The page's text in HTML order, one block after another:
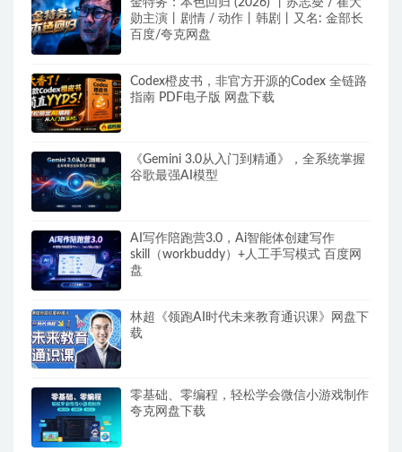
金特务：本色回归 (2026) 丨苏志燮 / 崔大
勋主演丨剧情 / 动作丨韩剧丨又名: 金部长
百度/夸克网盘
Codex橙皮书，非官方开源的Codex 全链路
指南 PDF电子版 网盘下载
《Gemini 3.0从入门到精通》，全系统掌握
谷歌最强AI模型
AI写作陪跑营3.0，Ai智能体创建写作
skill（workbuddy）+人工手写模式 百度网
盘
林超《领跑AI时代未来教育通识课》网盘下
载
零基础、零编程，轻松学会微信小游戏制作
夸克网盘下载